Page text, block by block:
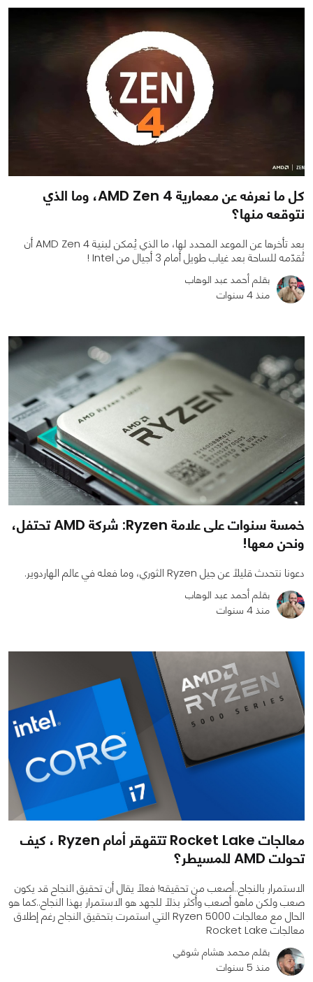
0
كل ما نعرفه عن معمارية AMD Zen 4، وما الذي
نتوقعه منها؟
بعد تأخرها عن الموعد المحدد لها، ما الذي يُمكن لبنية AMD Zen 4 أن
تُقدّمه للساحة بعد غياب طويل أمام 3 أجيال من Intel !
بقلم أحمد عبد الوهاب
منذ 4 سنوات
خمسة سنوات على علامة Ryzen: شركة AMD تحتفل،
ونحن معها!
دعونا نتحدث قليلاً عن جيل Ryzen الثوري، وما فعله في عالم الهاردوير.
بقلم أحمد عبد الوهاب
منذ 4 سنوات
5060
معالجات Rocket Lake تتقهقر أمام Ryzen ، كيف
تحولت AMD للمسيطر؟
الاستمرار بالنجاح..أصعب من تحقيقه! فعلاً يقال أن تحقيق النجاح قد يكون
صعب ولكن ماهو أصعب وأكثر بذلاً للجهد هو الاستمرار بهذا النجاح..كما هو
الحال مع معالجات Ryzen 5000 التي استمرت بتحقيق النجاح رغم إطلاق
معالجات Rocket Lake
بقلم محمد هشام شوقي
منذ 5 سنوات